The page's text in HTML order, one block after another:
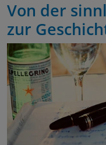
Von der
zur